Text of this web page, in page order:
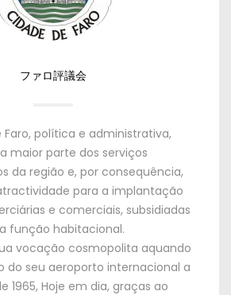
ファロ評議会
, política e administrativa,
maior parte dos serviços
da região e, por consequência,
para a implantação
e comerciais, subsidiadas
função habitacional.
vocação cosmopolita aquando
do seu aeroporto internacional a
1965, Hoje em dia, graças ao